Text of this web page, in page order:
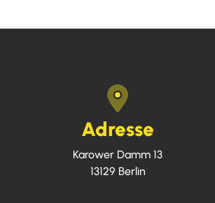
Adresse
Karower Damm 13
13129 Berlin